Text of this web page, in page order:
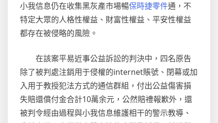
小我信息仍在收集黑灰產市場暢保時捷零件通，不
特定大眾的人格性權益、財富性權益、平安性權益
都存在被侵略的風險。
在該案平易近事公益訴訟的判決中，四名原告
除了被判處注銷用于侵權的internet賬號、閉幕或加
入用于教授犯法方式的通信群組，付出公益傷害損
失賠還償付金合計10萬余元，公然賠禮報歉外，還
被判令經由過程與小我信息維護相干的警示教導、